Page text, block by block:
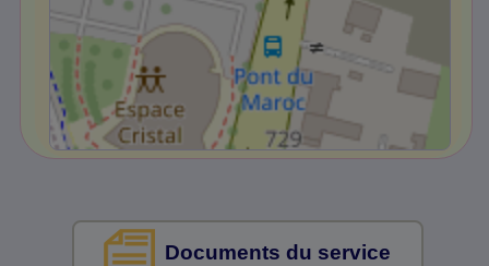
Documents du service